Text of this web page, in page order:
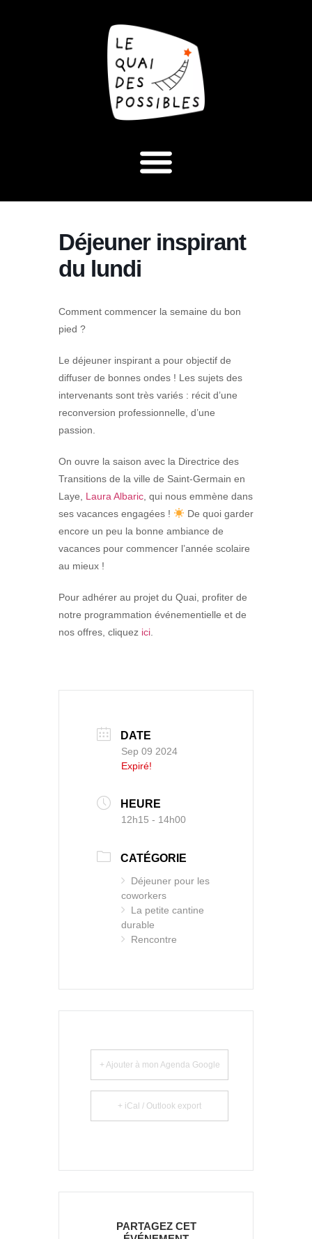
Déjeuner inspirant
du lundi
Comment commencer la semaine du bon
pied ?
Le déjeuner inspirant a pour objectif de
diffuser de bonnes ondes ! Les sujets des
intervenants sont très variés : récit d’une
reconversion professionnelle, d’une
passion.
On ouvre la saison avec la Directrice des
Transitions de la ville de Saint-Germain en
Laye, Laura Albaric , qui nous emmène dans
ses vacances engagées !
De quoi garder
encore un peu la bonne ambiance de
vacances pour commencer l’année scolaire
au mieux !
Pour adhérer au projet du Quai, profiter de
notre programmation événementielle et de
nos offres, cliquez ici
DATE
Sep 09 2024
Expiré!
HEURE
12h15 - 14h00
CATÉGORIE
Déjeuner pour les
coworkers
La petite cantine
durable
Rencontre
+ Ajouter à mon Agenda Google
+ iCal / Outlook export
PARTAGEZ CET